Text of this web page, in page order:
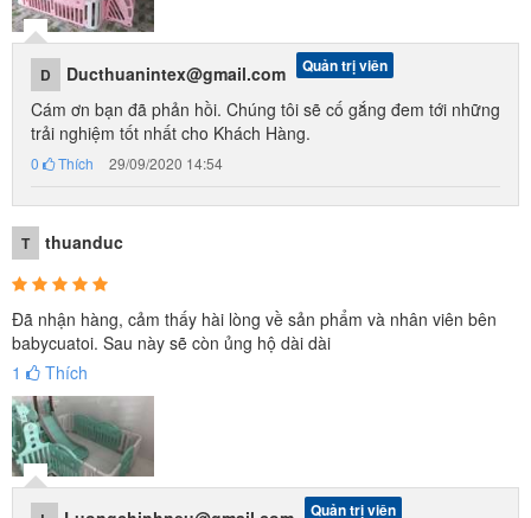
D Ducthuanintex@gmail.com Quản trị viên
Cám ơn bạn đã phản hồi. Chúng tôi sẽ cố gắng đem tới những
trải nghiệm tốt nhất cho Khách Hàng.
0 Thích 29/09/2020 14:54
T thuanduc
Đã nhận hàng, cảm thấy hài lòng về sản phẩm và nhân viên bên
babycuatoi. Sau này sẽ còn ủng hộ dài dài
1
Thích
Quản trị viên